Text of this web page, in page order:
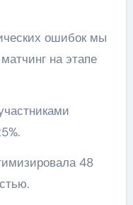
ошибок мы
на этапе
48